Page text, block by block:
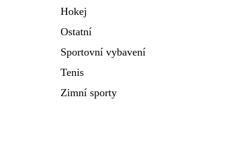
Hokej
Ostatní
Sportovní vybavení
Tenis
Zimní sporty